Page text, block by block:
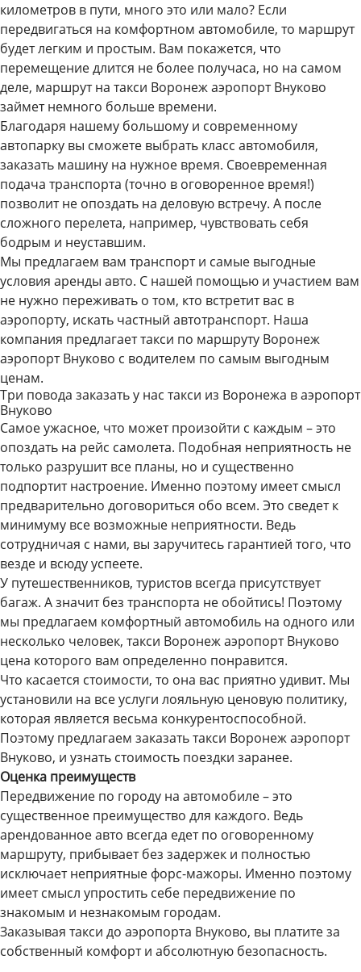
километров в пути, много это или мало? Если
передвигаться на комфортном автомобиле, то маршрут
будет легким и простым. Вам покажется, что
перемещение длится не более получаса, но на самом
деле, маршрут на такси Воронеж аэропорт Внуково
займет немного больше времени.
Благодаря нашему большому и современному
автопарку вы сможете выбрать класс автомобиля,
заказать машину на нужное время. Своевременная
подача транспорта (точно в оговоренное время!)
позволит не опоздать на деловую встречу. А после
сложного перелета, например, чувствовать себя
бодрым и неуставшим.
Мы предлагаем вам транспорт и самые выгодные
условия аренды авто. С нашей помощью и участием вам
не нужно переживать о том, кто встретит вас в
аэропорту, искать частный автотранспорт. Наша
компания предлагает такси по маршруту Воронеж
аэропорт Внуково с водителем по самым выгодным
ценам.
Три повода заказать у нас такси из Воронежа в аэропорт
Внуково
Самое ужасное, что может произойти с каждым – это
опоздать на рейс самолета. Подобная неприятность не
только разрушит все планы, но и существенно
подпортит настроение. Именно поэтому имеет смысл
предварительно договориться обо всем. Это сведет к
минимуму все возможные неприятности. Ведь
сотрудничая с нами, вы заручитесь гарантией того, что
везде и всюду успеете.
У путешественников, туристов всегда присутствует
багаж. А значит без транспорта не обойтись! Поэтому
мы предлагаем комфортный автомобиль на одного или
несколько человек, такси Воронеж аэропорт Внуково
цена которого вам определенно понравится.
Что касается стоимости, то она вас приятно удивит. Мы
установили на все услуги лояльную ценовую политику,
которая является весьма конкурентоспособной.
Поэтому предлагаем заказать такси Воронеж аэропорт
Внуково, и узнать стоимость поездки заранее.
Оценка преимуществ
Передвижение по городу на автомобиле – это
существенное преимущество для каждого. Ведь
арендованное авто всегда едет по оговоренному
маршруту, прибывает без задержек и полностью
исключает неприятные форс-мажоры. Именно поэтому
имеет смысл упростить себе передвижение по
знакомым и незнакомым городам.
Заказывая такси до аэропорта Внуково, вы платите за
собственный комфорт и абсолютную безопасность.